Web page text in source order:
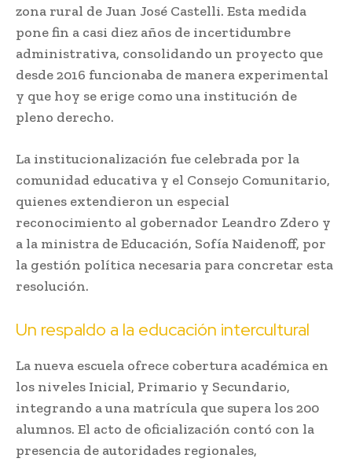
zona rural de Juan José Castelli. Esta medida
pone fin a casi diez años de incertidumbre
administrativa, consolidando un proyecto que
desde 2016 funcionaba de manera experimental
y que hoy se erige como una institución de
pleno derecho.
La institucionalización fue celebrada por la
comunidad educativa y el Consejo Comunitario,
quienes extendieron un especial
reconocimiento al gobernador Leandro Zdero y
a la ministra de Educación, Sofía Naidenoff, por
la gestión política necesaria para concretar esta
resolución.
Un respaldo a la educación intercultural
La nueva escuela ofrece cobertura académica en
los niveles Inicial, Primario y Secundario,
integrando a una matrícula que supera los 200
alumnos. El acto de oficialización contó con la
presencia de autoridades regionales,